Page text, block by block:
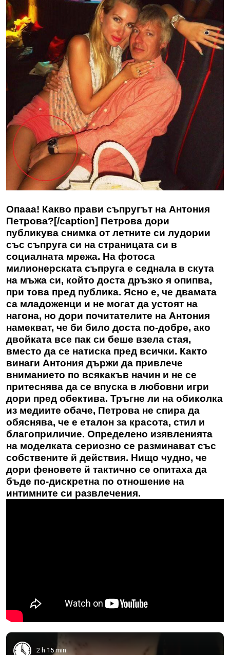
Опааа! Какво прави съпругът на Антония
Петрова?[/caption] Петрова дори
публикува снимка от летните си лудории
със съпруга си на страницата си в
социалната мрежа. На фотоса
милионерската съпруга е седнала в скута
на мъжа си, който доста дръзко я опипва,
при това пред публика. Ясно е, че двамата
са младоженци и не могат да устоят на
нагона, но дори почитателите на Антония
намекват, че би било доста по-добре, ако
двойката все пак си беше взела стая,
вместо да се натиска пред всички. Както
винаги Антония държи да привлече
вниманието по всякакъв начин и не се
притеснява да се впуска в любовни игри
дори пред обектива. Тръгне ли на обиколка
из медиите обаче, Петрова не спира да
обяснява, че е еталон за красота, стил и
благоприличие. Определено изявленията
на моделката сериозно се разминават със
собствените й действия. Нищо чудно, че
дори феновете й тактично се опитаха да
бъде по-дискретна по отношение на
интимните си развлечения.
2 h 15 min